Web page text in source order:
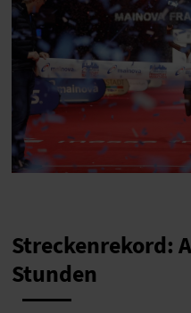
Streckenrekord:
Stunden